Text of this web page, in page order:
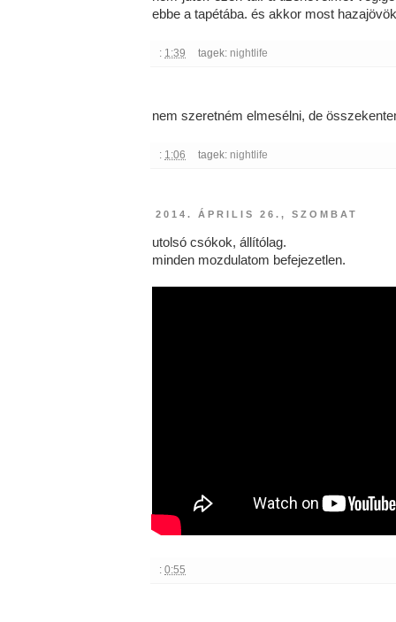
ebbe a tapétába. és akkor most
: 1:39 tagek: nightlife
nem szeretném elmesélni, de
: 1:06 tagek: nightlife
2014. ÁPRILIS 26., SZOMBAT
utolsó csókok, állítólag.
minden mozdulatom befejezetlen.
: 0:55